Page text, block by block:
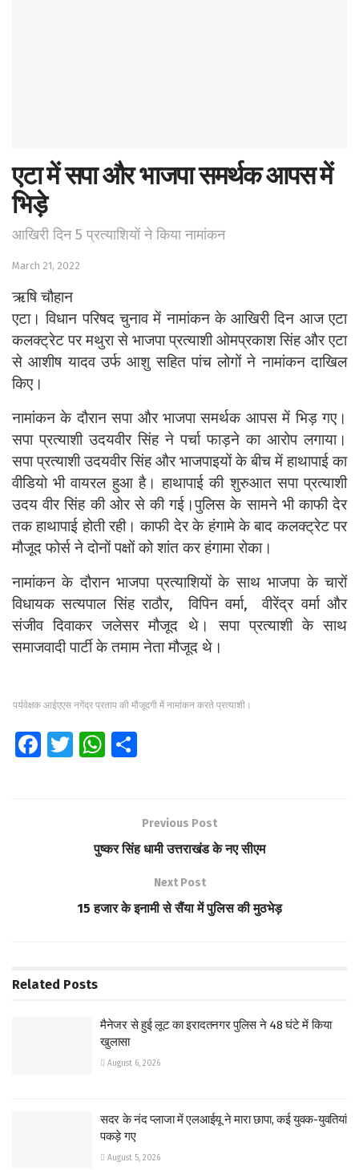
एटा में सपा और भाजपा समर्थक आपस में
भिड़े
आखिरी दिन 5 प्रत्याशियों ने किया नामांकन
March 21, 2022
ऋषि चौहान
एटा। विधान परिषद चुनाव में नामांकन के आखिरी दिन आज एटा
कलक्ट्रेट पर मथुरा से भाजपा प्रत्याशी ओमप्रकाश सिंह और एटा
से आशीष यादव उर्फ आशु सहित पांच लोगों ने नामांकन दाखिल
किए।
नामांकन के दौरान सपा और भाजपा समर्थक आपस में भिड़ गए।
सपा प्रत्याशी उदयवीर सिंह ने पर्चा फाड़ने का आरोप लगाया।
सपा प्रत्याशी उदयवीर सिंह और भाजपाइयों के बीच में हाथापाई का
वीडियो भी वायरल हुआ है। हाथापाई की शुरुआत सपा प्रत्याशी
उदय वीर सिंह की ओर से की गई।पुलिस के सामने भी काफी देर
तक हाथापाई होती रही। काफी देर के हंगामे के बाद कलक्ट्रेट पर
मौजूद फोर्स ने दोनों पक्षों को शांत कर हंगामा रोका।
नामांकन के दौरान भाजपा प्रत्याशियों के साथ भाजपा के चारों
विधायक सत्यपाल सिंह राठौर, विपिन वर्मा, वीरेंद्र वर्मा और
संजीव दिवाकर जलेसर मौजूद थे। सपा प्रत्याशी के साथ
समाजवादी पार्टी के तमाम नेता मौजूद थे।
पर्यवेक्षक आईएएस नगेंद्र प्रताप की मौजूदगी में नामांकन करते प्रत्याशी।
Fa T
W
A
p
e
Previous Post
पुष्कर सिंह धामी उत्तराखंड के नए सीएम
Next Post
15 हजार के इनामी से सैंया में पुलिस की मुठभेड़
Related Posts
मैनेजर से हुई लूट का इरादतनगर पुलिस ने 48 घंटे में किया
खुलासा
August 6, 2026
सदर के नंद प्लाजा में एलआईयू ने मारा छापा, कई युवक-युवतियां
पकड़े गए
August 5, 2026